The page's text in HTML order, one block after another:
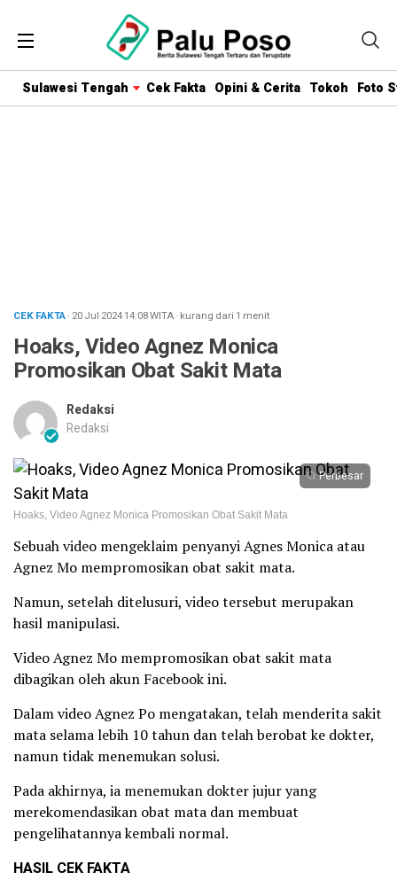
Sulawesi Tengah Cek Fakta Opini & Cerita Tokoh Foto
CEK FAKTA· 20 Jul 202414:08WITA· kurang dari 1 menit
Hoaks, Video Agnez Monica
Promosikan Obat Sakit Mata
Redaksi
Redaksi
Perbesar
Hoaks, Video Agnez Monica Promosikan Obat Sakit Mata
Sebuah video mengeklaim penyanyi Agnes Monica atau
Agnez Mo mempromosikan obat sakit mata.
Namun, setelah ditelusuri, video tersebut merupakan
hasil manipulasi.
Video Agnez Mo mempromosikan obat sakit mata
dibagikan oleh akun Facebook ini.
Dalam video Agnez Po mengatakan, telah menderita sakit
mata selama lebih 10 tahun dan telah berobat ke dokter,
namun tidak menemukan solusi.
Pada akhirnya, ia menemukan dokter jujur yang
merekomendasikan obat mata dan membuat
pengelihatannya kembali normal.
HASIL CEK FAKTA